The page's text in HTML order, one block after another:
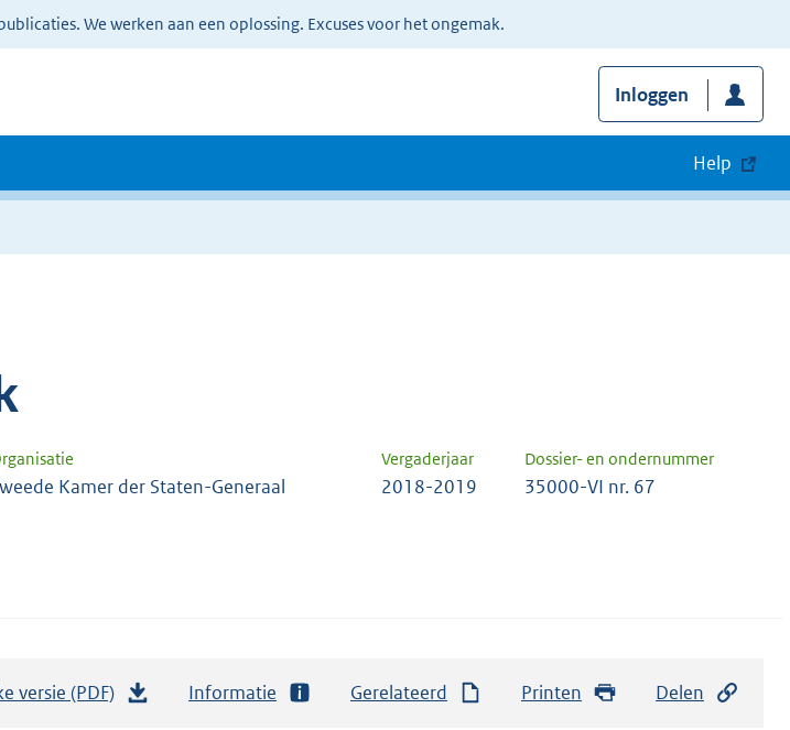
We werken aan een oplossing. Excuses voor het ongemak.
Inloggen
Help
Vergaderjaar Dossier- en ondernummer
Kamer der Staten-Generaal 2018-2019 35000-VI nr. 67
versie (PDF) Informatie Gerelateerd Printen Delen